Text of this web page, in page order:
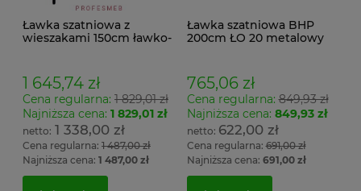
Ławka szatniowa z
wieszakami 150cm ławko-
1 645,74 zł
Cena regularna: 1 829,01 zł
Najniższa cena: 1 829,01 zł
1 338,00 zł
Cena regularna: 1 487,00 zł
Najniższa cena: 1 487,00 zł
Ławka szatniowa BHP
200cm ŁO 20 metalowy
765,06 zł
Cena regularna:849,93 zł
Najniższa cena: 849,93 zł
622,00 zł
Cena regularna:691,00 zł
Najniższa cena: 691,00 zł